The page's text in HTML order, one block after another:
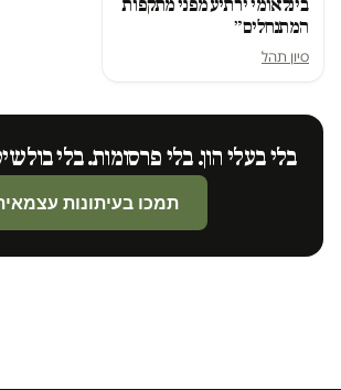
בינלאומי ירתיע מפני מתקפות
המתנחלים״
סיון תהל
בלי בעלי הון. בלי פרסומות. בלי
תמכו בעיתונות